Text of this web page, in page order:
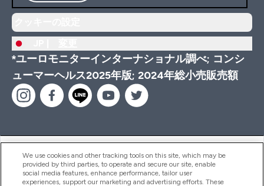
*ユーロモニターインターナショナル調べ; コンシ
ューマーヘルス2025年版; 2024年総小売販売額
ヘルプ＆ガイド
We use cookies and other tracking tools on this site, which may be
provided by third parties, to operate and secure our site, enable
social media features, enhance performance, tailor user
experiences, support our marketing and advertising efforts. These